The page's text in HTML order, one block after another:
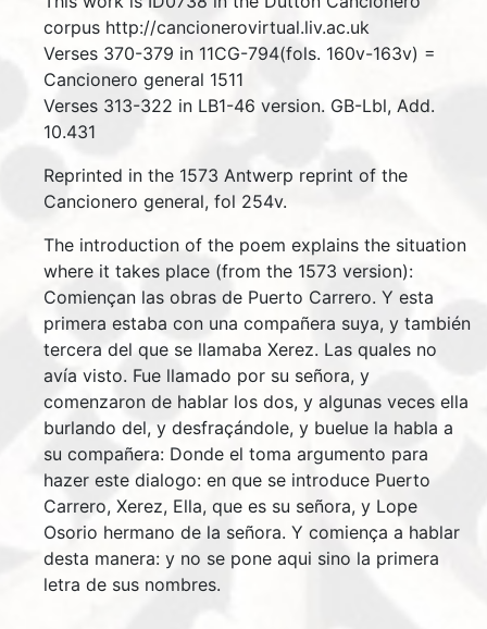
corpus http://cancionerovirtual.liv.ac.uk
Verses 370-379 in 11CG-794(fols. 160v-163v) =
Cancionero general 1511
Verses 313-322 in LB1-46 version. GB-Lbl, Add.
10.431
Reprinted in the 1573 Antwerp reprint of the
Cancionero general, fol 254v.
The introduction of the poem explains the situation
where it takes place (from the 1573 version):
Comiençan las obras de Puerto Carrero. Y esta
primera estaba con una compañera suya, y también
tercera del que se llamaba Xerez. Las quales no
avía visto. Fue llamado por su señora, y
comenzaron de hablar los dos, y algunas veces ella
burlando del, y desfraçándole, y buelue la habla a
su compañera: Donde el toma argumento para
hazer este dialogo: en que se introduce Puerto
Carrero, Xerez, Ella, que es su señora, y Lope
Osorio hermano de la señora. Y comiença a hablar
desta manera: y no se pone aqui sino la primera
letra de sus nombres.